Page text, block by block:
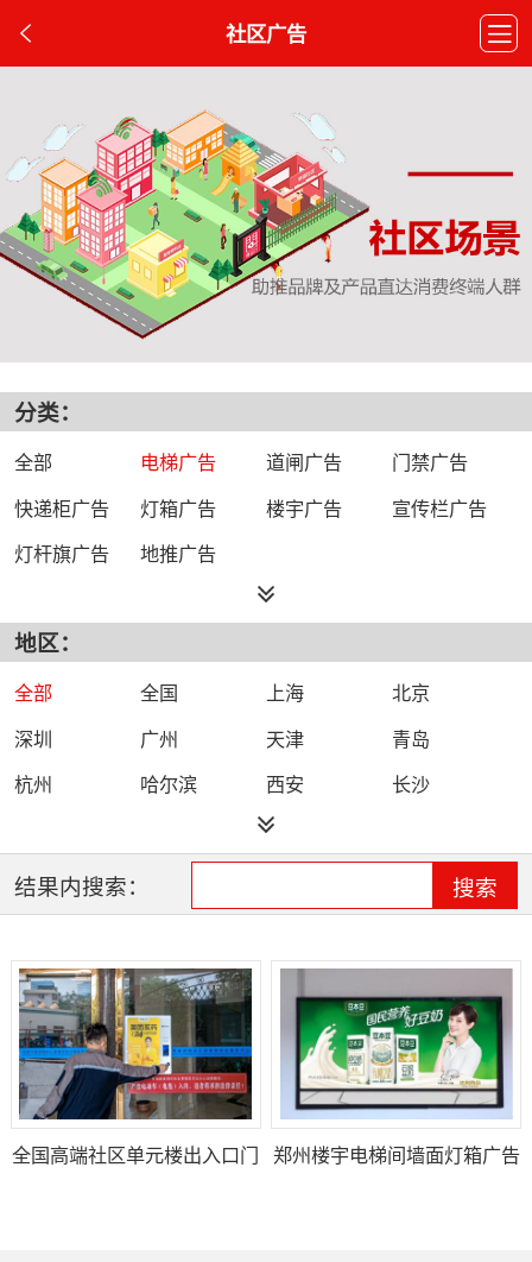
社区广告
分类：
全部 电梯广告 道闸广告
门禁广告
快递柜广告
灯箱广告 楼宇广告
宣传栏广告
灯杆旗广告
地推广告
地区：
全部 全国 上海
北京
深圳
广州 天津
青岛
杭州
哈尔滨 西安
长沙
济南
合肥
苏州
南京 石家庄
台州
重庆
结果内搜索： 搜索
全国高端社区单元楼出入口门 郑州楼宇电梯间墙面灯箱广告